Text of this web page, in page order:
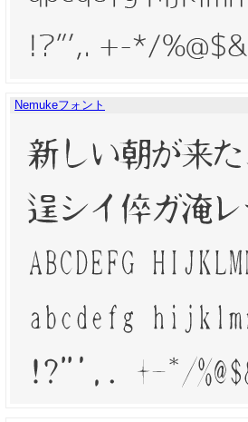
Nemukeフォント